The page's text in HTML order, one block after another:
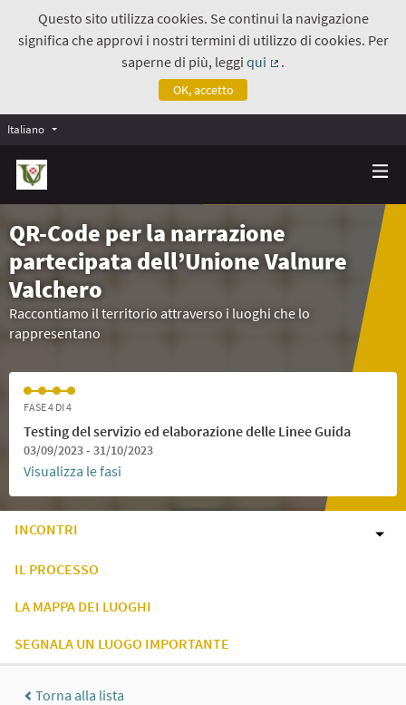
Questo sito utilizza cookies. Se continui la navigazione
significa che approvi i nostri termini di utilizzo di cookies. Per
saperne di più, leggiqui
.
OK, accetto
Italiano
QR-Code per la narrazione
partecipata dell’Unione Valnure
Valchero
Raccontiamo il territorio attraverso i luoghi che lo
rappresentano
FASE 4 DI 4
Testing del servizio ed elaborazione delle Linee Guida
03/09/2023 - 31/10/2023
Visualizza le fasi
INCONTRI
IL PROCESSO
LA MAPPA DEI LUOGHI
SEGNALA UN LUOGO IMPORTANTE
Torna alla lista